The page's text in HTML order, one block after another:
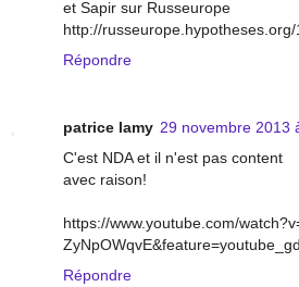
et Sapir sur Russeurope
http://
Répondre
patrice lamy 29 novembre 2013
C'est NDA et il n'est pas content
avec raison!
https://www.youtube.com/
Répondre